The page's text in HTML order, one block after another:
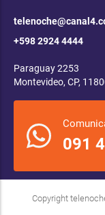
+598 2924 4444
Paraguay 2253
Montevideo, CP,
091
Copyright